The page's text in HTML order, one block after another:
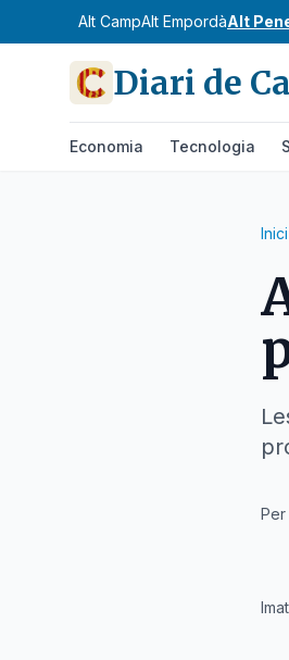
Alt CampAlt EmpordàAlt
Diari de
Economia Tecnologia
Inici
Per